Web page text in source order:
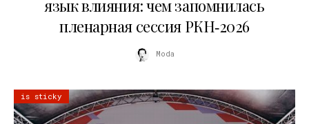
язык влияния: чем запомнилась
пленарная сессия РКН‑2026
Moda
is sticky